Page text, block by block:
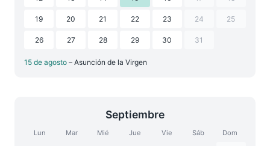
19 20 21 22 23 24 25
26 27 28 29 30 31
15 de agosto – Asunción de la Virgen
Septiembre
Lun Mar Mié Jue Vie Sáb Dom